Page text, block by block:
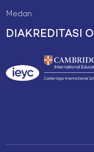
Medan
DIAKREDITASI